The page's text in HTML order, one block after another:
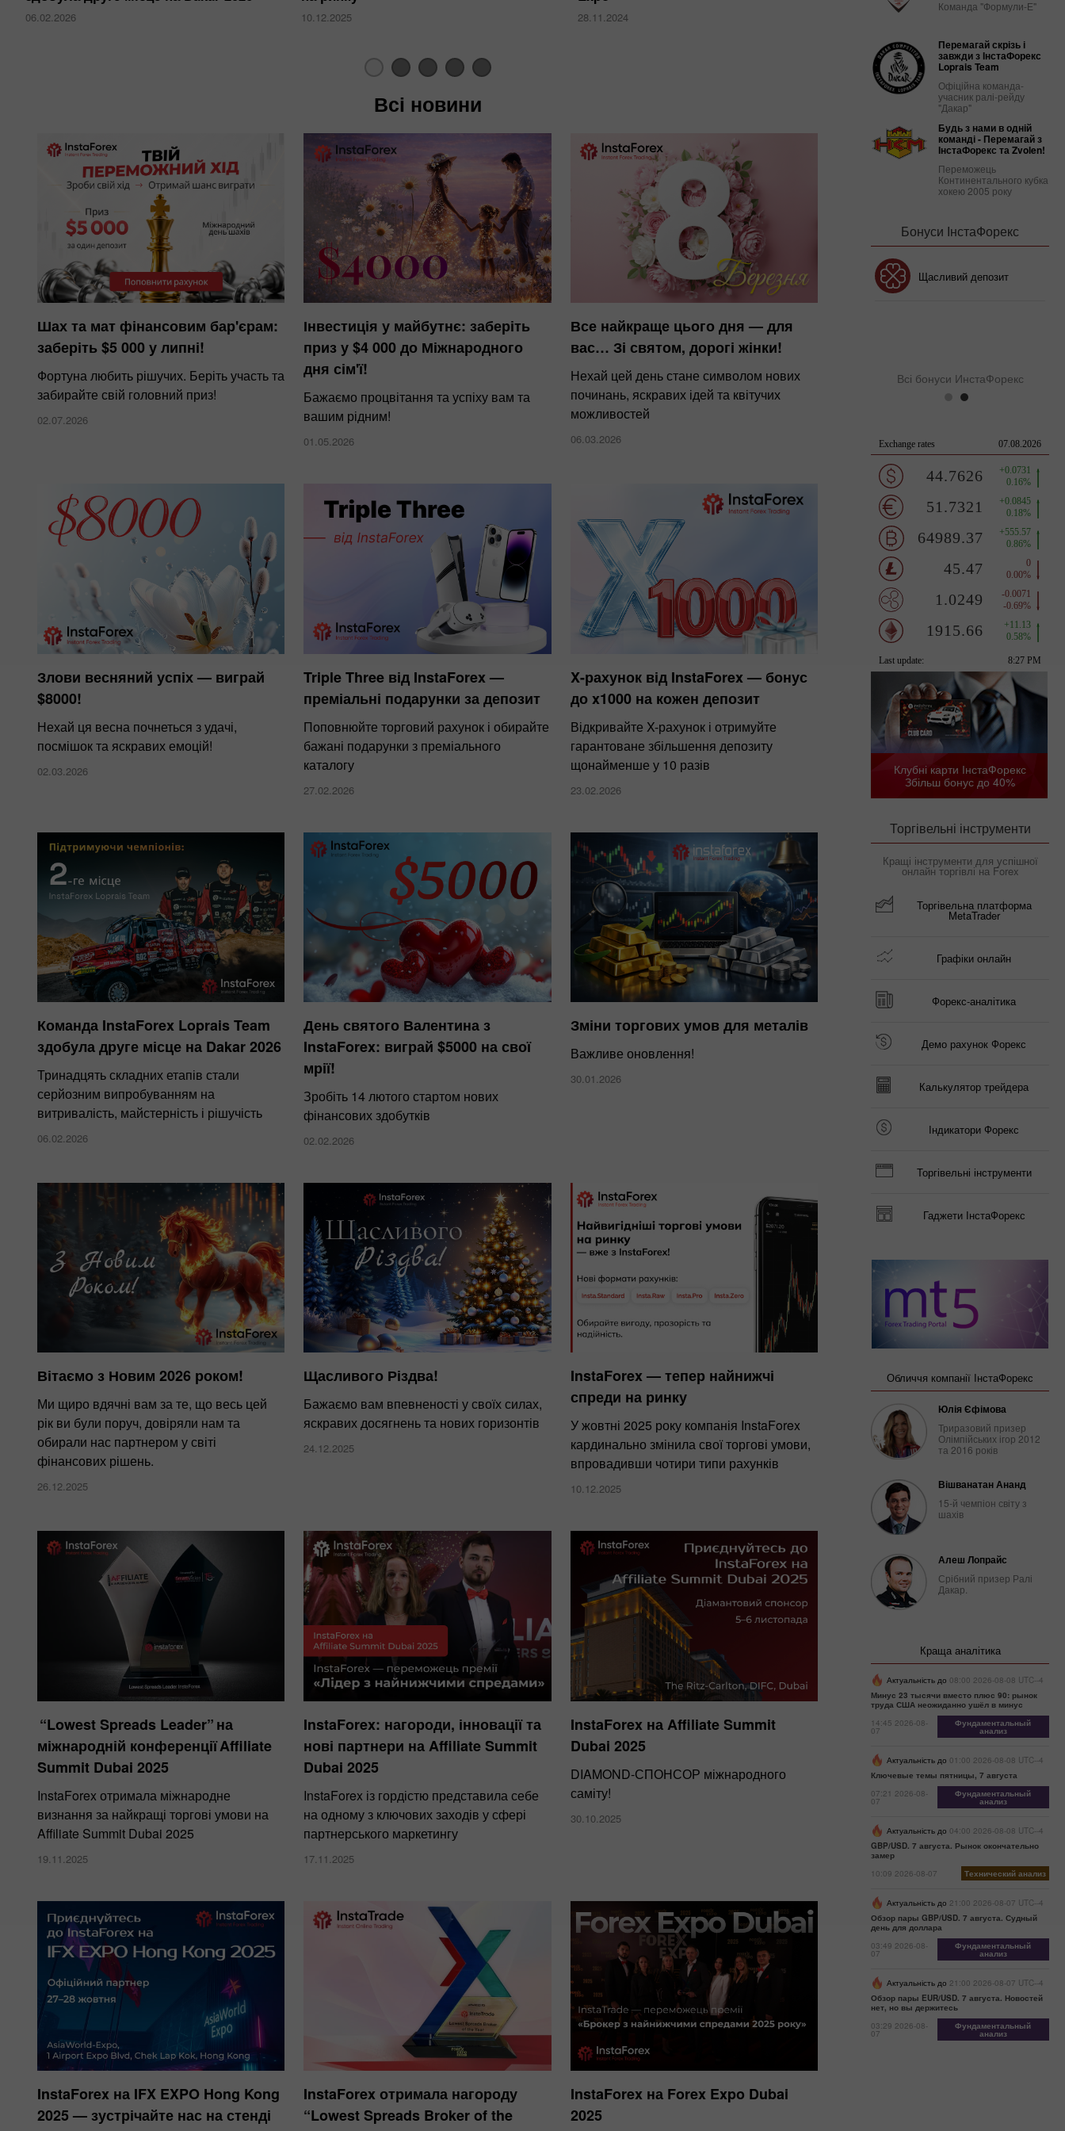
06.02.2026 10.12.2025 28.11.2024
Всі новини
Шах та мат фінансовим бар'єрам:
заберіть $5 000 у липні!
Фортуна любить рішучих. Беріть участь та
забирайте свій головний приз!
02.07.2026
Інвестиція у майбутнє: заберіть
приз у $4 000 до Міжнародного
дня сім'ї!
Бажаємо процвітання та успіху вам та
вашим рідним!
01.05.2026
Все найкраще цього дня — для
вас… Зі святом, дорогі жінки!
Нехай цей день стане символом нових
починань, яскравих ідей та квітучих
можливостей
06.03.2026
Злови весняний успіх — виграй
$8000!
Нехай ця весна почнеться з удачі,
посмішок та яскравих емоцій!
02.03.2026
Triple Three від InstaForex —
преміальні подарунки за депозит
Поповнюйте торговий рахунок і обирайте
бажані подарунки з преміального
каталогу
27.02.2026
X-рахунок від InstaForex — бонус
до x1000 на кожен депозит
Відкривайте X-рахунок і отримуйте
гарантоване збільшення депозиту
щонайменше у 10 разів
23.02.2026
Команда InstaForex Loprais Team
здобула друге місце на Dakar 2026
Тринадцять складних етапів стали
серйозним випробуванням на
витривалість, майстерність і рішучість
06.02.2026
День святого Валентина з
InstaForex: виграй $5000 на свої
мрії!
Зробіть 14 лютого стартом нових
фінансових здобутків
02.02.2026
Зміни торгових умов для металів
Важливе оновлення!
30.01.2026
Вітаємо з Новим 2026 роком!
Ми щиро вдячні вам за те, що весь цей
рік ви були поруч, довіряли нам та
обирали нас партнером у світі
фінансових рішень.
26.12.2025
Щасливого Різдва!
Бажаємо вам впевненості у своїх силах,
яскравих досягнень та нових горизонтів
24.12.2025
InstaForex — тепер найнижчі
спреди на ринку
У жовтні 2025 року компанія InstaForex
кардинально змінила свої торгові умови,
впровадивши чотири типи рахунків
10.12.2025
“Lowest Spreads Leader” на
міжнародній конференції Affiliate
Summit Dubai 2025
InstaForex отримала міжнародне
визнання за найкращі торгові умови на
Affiliate Summit Dubai 2025
19.11.2025
InstaForex: нагороди, інновації та
нові партнери на Affiliate Summit
Dubai 2025
InstaForex із гордістю представила себе
на одному з ключових заходів у сфері
партнерського маркетингу
17.11.2025
InstaForex на Affiliate Summit
Dubai 2025
DIAMOND-СПОНСОР міжнародного
саміту!
30.10.2025
InstaForex на IFX EXPO Hong Kong
2025 — зустрічайте нас на стенді
InstaForex отримала нагороду
“Lowest Spreads Broker of the
InstaForex на Forex Expo Dubai
2025
Команда "Формули-Е"
Перемагай скрізь і
завжди з ІнстаФорекс
Loprais Team
Офіційна команда-
учасник ралі-рейду
"Дакар"
Будь з нами в одній
команді - Перемагай з
ІнстаФорекс та Zvolen!
Переможець
Континентального кубка
хокею 2005 року
Бонуси ІнстаФорекс
Бонус 30%
Клубний бонус
Щасливий депозит Бонус 30%
Клубний бонус
Щасливий депозит
Всі бонуси ИнстаФорекс
Клубні карти ІнстаФорекс
Збільш бонус до 40%
Торгівельні інструменти
Кращі інструменти для успішної
онлайн торгівлі на Forex
Торгівельна платформа
MetaTrader
Графіки онлайн
Форекс-аналітика
Демо рахунок Форекс
Калькулятор трейдера
Індикатори Форекс
Торгівельні інструменти
Гаджети ІнстаФорекс
Обличчя компанії ІнстаФорекс
Юлія Єфімова
Триразовий призер
Олімпійських ігор 2012
та 2016 років
Вішванатан Ананд
15-й чемпіон світу з
шахів
Алеш Лопрайс
Срібний призер Ралі
Дакар.
Краща аналітика
Актуальність до 08:00 2026-08-08 UTC--4
Минус 23 тысячи вместо плюс 90: рынок
труда США неожиданно ушёл в минус
14:45 2026-08-
07
Фундаментальный
анализ
Актуальність до 01:00 2026-08-08 UTC--4
Ключевые темы пятницы, 7 августа
07:21 2026-08-
07
Фундаментальный
анализ
Актуальність до 04:00 2026-08-08 UTC--4
GBP/USD. 7 августа. Рынок окончательно
замер
10:09 2026-08-07
Технический анализ
Актуальність до 21:00 2026-08-07 UTC--4
Обзор пары GBP/USD. 7 августа. Судный
день для доллара
03:49 2026-08-
07
Фундаментальный
анализ
Актуальність до 21:00 2026-08-07 UTC--4
Обзор пары EUR/USD. 7 августа. Новостей
нет, но вы держитесь
03:29 2026-08-
07
Фундаментальный
анализ